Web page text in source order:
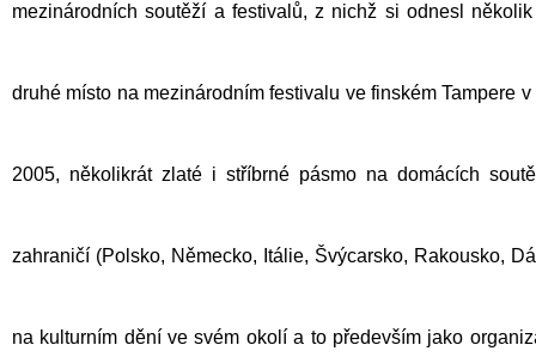
mezinárodních soutěží a festivalů, z nichž si odnesl
druhé místo na mezinárodním festivalu ve finském Tampere
2005, několikrát zlaté i stříbrné pásmo na domácích
zahraničí (Polsko, Německo, Itálie, Švýcarsko, Rakousko,
na kulturním dění ve svém okolí a to především jako